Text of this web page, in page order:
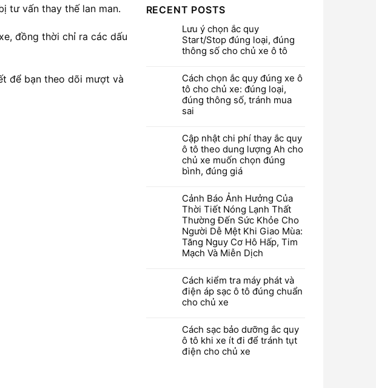
tư vấn thay thế lan man.
đồng thời chỉ ra các dấu
để bạn theo dõi mượt và
RECENT POSTS
Lưu ý chọn ắc quy
Start/Stop đúng loại, đúng
thông số cho chủ xe ô tô
Cách chọn ắc quy đúng xe ô
tô cho chủ xe: đúng loại,
đúng thông số, tránh mua
sai
Cập nhật chi phí thay ắc quy
ô tô theo dung lượng Ah cho
chủ xe muốn chọn đúng
bình, đúng giá
Cảnh Báo Ảnh Hưởng Của
Thời Tiết Nóng Lạnh Thất
Thường Đến Sức Khỏe Cho
Người Dễ Mệt Khi Giao Mùa:
Tăng Nguy Cơ Hô Hấp, Tim
Mạch Và Miễn Dịch
Cách kiểm tra máy phát và
điện áp sạc ô tô đúng chuẩn
cho chủ xe
Cách sạc bảo dưỡng ắc quy
ô tô khi xe ít đi để tránh tụt
điện cho chủ xe